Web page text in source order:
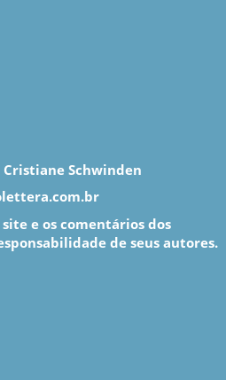
Schwinden
e os comentários dos
de seus autores.